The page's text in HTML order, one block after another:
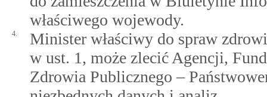
właściwego wojewody.
4.
Minister właściwy do spraw
w ust. 1, może zlecić Agencji,
Zdrowia Publicznego –